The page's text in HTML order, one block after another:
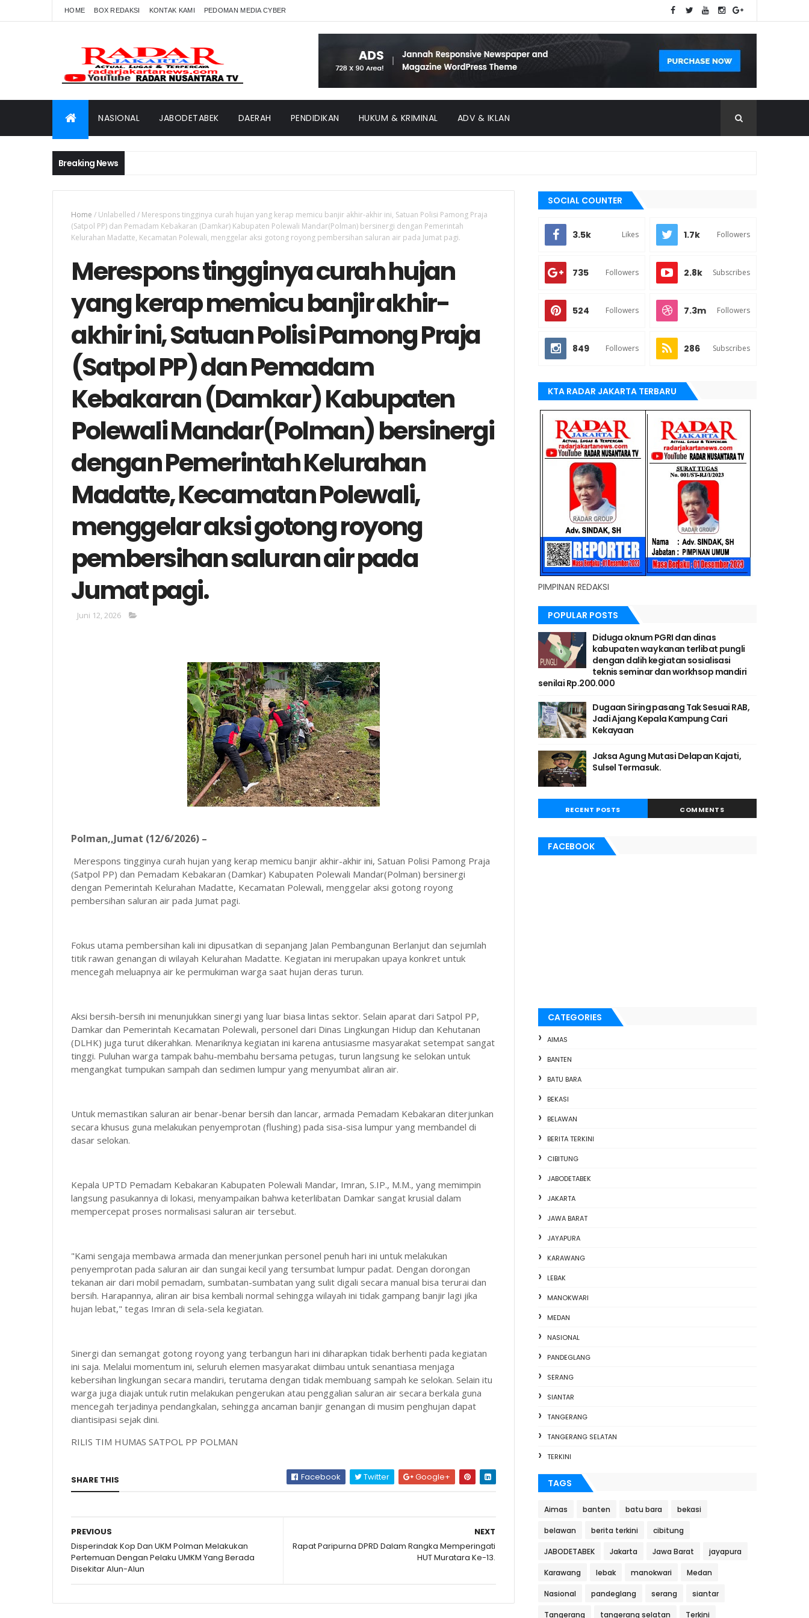
HOME BOX REDAKSI KONTAK KAMI PEDOMAN MEDIA CYBER
NASIONAL JABODETABEK DAERAH PENDIDIKAN HUKUM & KRIMINAL ADV & IKLAN
Breaking News
Home / Unlabelled / Merespons tingginya curah hujan yang kerap memicu banjir akhir-akhir ini, Satuan Polisi Pamong Praja
(Satpol PP) dan Pemadam Kebakaran (Damkar) Kabupaten Polewali Mandar(Polman) bersinergi dengan Pemerintah
Kelurahan Madatte, Kecamatan Polewali, menggelar aksi gotong royong pembersihan saluran air pada Jumat pagi.
Merespons tingginya curah hujan
yang kerap memicu banjir akhir-
akhir ini, Satuan Polisi Pamong Praja
(Satpol PP) dan Pemadam
Kebakaran (Damkar) Kabupaten
Polewali Mandar(Polman) bersinergi
dengan Pemerintah Kelurahan
Madatte, Kecamatan Polewali,
menggelar aksi gotong royong
pembersihan saluran air pada
Jumat pagi.
Juni 12, 2026
Polman,,Jumat (12/6/2026) –
Merespons tingginya curah hujan yang kerap memicu banjir akhir-akhir ini, Satuan Polisi Pamong Praja
(Satpol PP) dan Pemadam Kebakaran (Damkar) Kabupaten Polewali Mandar(Polman) bersinergi
dengan Pemerintah Kelurahan Madatte, Kecamatan Polewali, menggelar aksi gotong royong
pembersihan saluran air pada Jumat pagi.
Fokus utama pembersihan kali ini dipusatkan di sepanjang Jalan Pembangunan Berlanjut dan sejumlah
titik rawan genangan di wilayah Kelurahan Madatte. Kegiatan ini merupakan upaya konkret untuk
mencegah meluapnya air ke permukiman warga saat hujan deras turun.
Aksi bersih-bersih ini menunjukkan sinergi yang luar biasa lintas sektor. Selain aparat dari Satpol PP,
Damkar dan Pemerintah Kecamatan Polewali, personel dari Dinas Lingkungan Hidup dan Kehutanan
(DLHK) juga turut dikerahkan. Menariknya kegiatan ini karena antusiasme masyarakat setempat sangat
tinggi. Puluhan warga tampak bahu-membahu bersama petugas, turun langsung ke selokan untuk
mengangkat tumpukan sampah dan sedimen lumpur yang menyumbat aliran air.
Untuk memastikan saluran air benar-benar bersih dan lancar, armada Pemadam Kebakaran diterjunkan
secara khusus guna melakukan penyemprotan (flushing) pada sisa-sisa lumpur yang membandel di
dasar selokan.
Kepala UPTD Pemadam Kebakaran Kabupaten Polewali Mandar, Imran, S.IP., M.M., yang memimpin
langsung pasukannya di lokasi, menyampaikan bahwa keterlibatan Damkar sangat krusial dalam
mempercepat proses normalisasi saluran air tersebut.
"Kami sengaja membawa armada dan menerjunkan personel penuh hari ini untuk melakukan
penyemprotan pada saluran air dan sungai kecil yang tersumbat lumpur padat. Dengan dorongan
tekanan air dari mobil pemadam, sumbatan-sumbatan yang sulit digali secara manual bisa terurai dan
bersih. Harapannya, aliran air bisa kembali normal sehingga wilayah ini tidak gampang banjir lagi jika
hujan lebat," tegas Imran di sela-sela kegiatan.
Sinergi dan semangat gotong royong yang terbangun hari ini diharapkan tidak berhenti pada kegiatan
ini saja. Melalui momentum ini, seluruh elemen masyarakat diimbau untuk senantiasa menjaga
kebersihan lingkungan secara mandiri, terutama dengan tidak membuang sampah ke selokan. Selain itu
warga juga diajak untuk rutin melakukan pengerukan atau penggalian saluran air secara berkala guna
mencegah terjadinya pendangkalan, sehingga ancaman banjir genangan di musim penghujan dapat
diantisipasi sejak dini.
RILIS TIM HUMAS SATPOL PP POLMAN
SHARE THIS Facebook Twitter Google+
NEXT
Rapat Paripurna DPRD Dalam Rangka Memperingati
HUT Muratara Ke-13.
PREVIOUS
Disperindak Kop Dan UKM Polman Melakukan
Pertemuan Dengan Pelaku UMKM Yang Berada
Disekitar Alun-Alun
SOCIAL COUNTER
3.5k Likes 1.7k Followers
735 Followers 2.8k Subscribes
524 Followers 7.3m Followers
849 Followers 286 Subscribes
KTA RADAR JAKARTA TERBARU
PIMPINAN REDAKSI
POPULAR POSTS
Diduga oknum PGRI dan dinas
kabupaten way kanan terlibat pungli
dengan dalih kegiatan sosialisasi
teknis seminar dan workhsop mandiri
senilai Rp.200.000
Dugaan Siring pasang Tak Sesuai RAB,
Jadi Ajang Kepala Kampung Cari
Kekayaan
Jaksa Agung Mutasi Delapan Kajati,
Sulsel Termasuk.
RECENT POSTS COMMENTS
FACEBOOK
CATEGORIES
AIMAS
BANTEN
BATU BARA
BEKASI
BELAWAN
BERITA TERKINI
CIBITUNG
JABODETABEK
JAKARTA
JAWA BARAT
JAYAPURA
KARAWANG
LEBAK
MANOKWARI
MEDAN
NASIONAL
PANDEGLANG
SERANG
SIANTAR
TANGERANG
TANGERANG SELATAN
TERKINI
TAGS
Aimas banten batu bara bekasi
belawan berita terkini cibitung
JABODETABEK Jakarta Jawa Barat jayapura
Karawang lebak manokwari Medan
Nasional pandeglang serang siantar
Tangerang tangerang selatan Terkini